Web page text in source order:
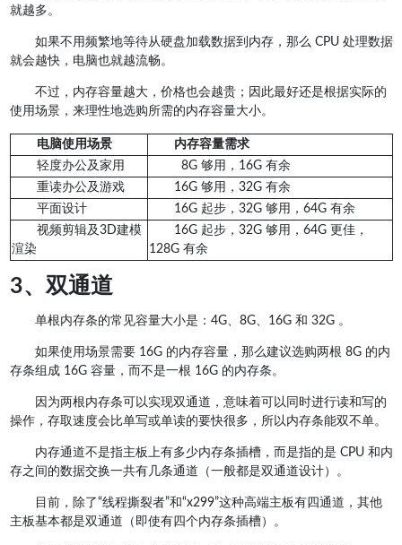
就越多。
如果不用频繁地等待从硬盘加载数据到内存，那么 CPU 处理数据
就会越快，电脑也就越流畅。
不过，内存容量越大，价格也会越贵；因此最好还是根据实际的
使用场景，来理性地选购所需的内存容量大小。
电脑使用场景
内存容量需求
轻度办公及家用
8G 够用，16G 有余
重读办公及游戏
16G 够用，32G 有余
平面设计
16G 起步，32G 够用，64G 有余
视频剪辑及3D建模
渲染
16G 起步，32G 够用，64G 更佳，
128G 有余
3、双通道
单根内存条的常见容量大小是：4G、8G、16G 和 32G 。
如果使用场景需要 16G 的内存容量，那么建议选购两根 8G 的内
存条组成 16G 容量，而不是一根 16G 的内存条。
因为两根内存条可以实现双通道，意味着可以同时进行读和写的
操作，存取速度会比单写或单读的要快很多，所以内存条能双不单。
内存通道不是指主板上有多少内存条插槽，而是指的是 CPU 和内
存之间的数据交换一共有几条通道（一般都是双通道设计）。
目前，除了“线程撕裂者”和“x299”这种高端主板有四通道，其他
主板基本都是双通道（即使有四个内存条插槽）。